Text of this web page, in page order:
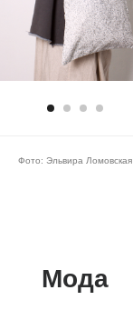
Фото: Эльвира Ломовская
Мода